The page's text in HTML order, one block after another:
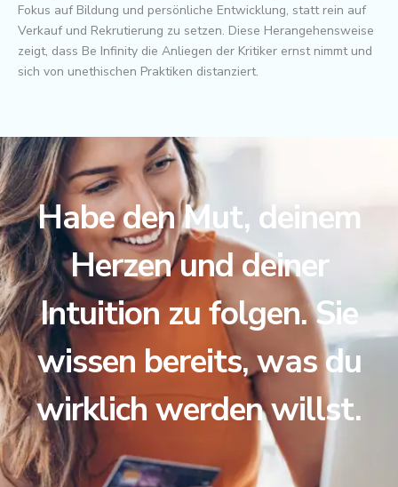
Fokus auf Bildung und persönliche Entwicklung, statt rein auf
Verkauf und Rekrutierung zu setzen. Diese Herangehensweise
zeigt, dass Be Infinity die Anliegen der Kritiker ernst nimmt und
sich von unethischen Praktiken distanziert.
Habe den Mut, deinem
Herzen und deiner
Intuition zu folgen. Sie
wissen bereits, was du
wirklich werden willst.